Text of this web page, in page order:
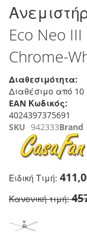
Μετάβαση
στην
αρχή
της
συλλογής
εικόνων
Eco Neo
Chrome-
Διαθεσιμότητα:
Διαθέσιμο από
EAN Κωδικός:
4024397375691
SKU 942333Brand
Ειδική Τιμή
Κανονική τιμή